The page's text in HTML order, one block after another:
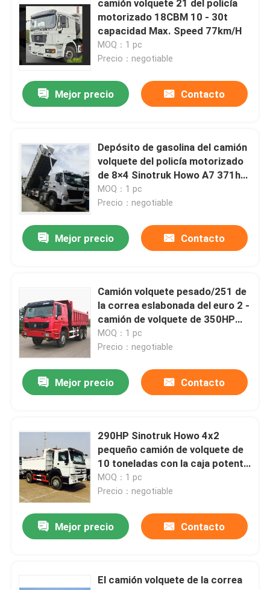
Productos
Sobre nosotros
Viaje de la fábrica
Éntrenos en contacto con
Noticias
Pida una cita
máquina del cargador de la rueda
Excavador del constructor de camino
camión hormigonera
Máquina concreta del escarificador
Cargador de la retroexcavadora de Caterpillar
Máquina del lacre de la grieta
Compresor vibratorio de la placa
camión volquete 21 del policía
motorizado 18CBM 10 - 30t
capacidad Max. Speed 77km/H
MOQ：1 pc
Precio：negotiable
Mejor precio Contacto
Depósito de gasolina del camión
volquete del policía motorizado
de 8×4 Sinotruk Howo A7 371hp
12 300L
MOQ：1 pc
Precio：negotiable
Mejor precio Contacto
Camión volquete pesado/251 de
la correa eslabonada del euro 2 -
camión de volquete de 350HP
Sinotruk Howo 6x6
MOQ：1 pc
Precio：negotiable
Mejor precio Contacto
290HP Sinotruk Howo 4x2
pequeño camión de volquete de
10 toneladas con la caja potente
de la dirección
MOQ：1 pc
Precio：negotiable
Mejor precio Contacto
El camión volquete de la correa